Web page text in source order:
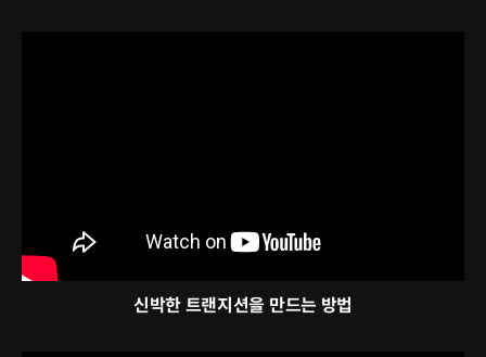
신박한 트랜지션을 만드는 방법